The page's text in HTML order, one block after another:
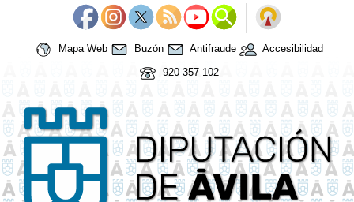
Mapa Web Buzón Antifraude
Accesibilidad
920 357 102